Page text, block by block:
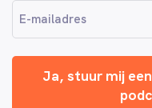
mailadres
Ja, stuur mij